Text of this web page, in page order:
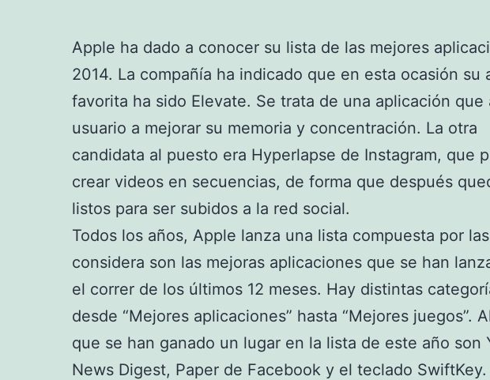
Apple ha dado a conocer su lista de las mejores
2014. La compañía ha indicado que en esta ocasión su
favorita ha sido Elevate. Se trata de una aplicación que
usuario a mejorar su memoria y concentración. La otra
candidata al puesto era Hyperlapse de Instagram, que
crear videos en secuencias, de forma que después
listos para ser subidos a la red social.
Todos los años, Apple lanza una lista compuesta por
considera son las mejoras aplicaciones que se han
el correr de los últimos 12 meses. Hay distintas
desde “Mejores aplicaciones” hasta “Mejores juegos”.
que se han ganado un lugar en la lista de este año son
News Digest, Paper de Facebook y el teclado